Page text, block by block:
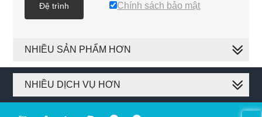
Đệ trình Chính sách bảo mật
NHIỀU SẢN PHẨM HƠN
NHIỀU DỊCH VỤ HƠN